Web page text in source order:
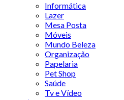
Informática
Lazer
Mesa Posta
Móveis
Mundo Beleza
Organização
Papelaria
Pet Shop
Saúde
Tv e Vídeo